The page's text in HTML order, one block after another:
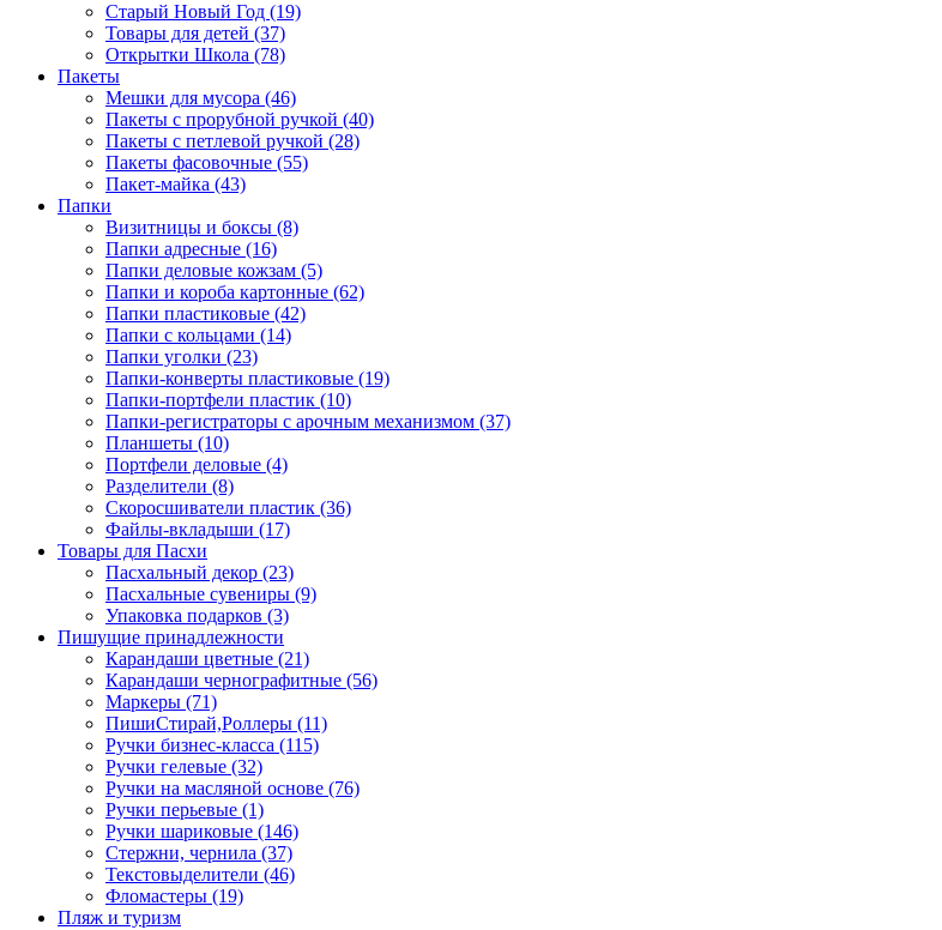
Старый Новый Год (19)
Товары для детей (37)
Открытки Школа (78)
Пакеты
Мешки для мусора (46)
Пакеты с прорубной ручкой (40)
Пакеты с петлевой ручкой (28)
Пакеты фасовочные (55)
Пакет-майка (43)
Папки
Визитницы и боксы (8)
Папки адресные (16)
Папки деловые кожзам (5)
Папки и короба картонные (62)
Папки пластиковые (42)
Папки с кольцами (14)
Папки уголки (23)
Папки-конверты пластиковые (19)
Папки-портфели пластик (10)
Папки-регистраторы с арочным механизмом (37)
Планшеты (10)
Портфели деловые (4)
Разделители (8)
Скоросшиватели пластик (36)
Файлы-вкладыши (17)
Товары для Пасхи
Пасхальный декор (23)
Пасхальные сувениры (9)
Упаковка подарков (3)
Пишущие принадлежности
Карандаши цветные (21)
Карандаши чернографитные (56)
Маркеры (71)
ПишиСтирай,Роллеры (11)
Ручки бизнес-класса (115)
Ручки гелевые (32)
Ручки на масляной основе (76)
Ручки перьевые (1)
Ручки шариковые (146)
Стержни, чернила (37)
Текстовыделители (46)
Фломастеры (19)
Пляж и туризм